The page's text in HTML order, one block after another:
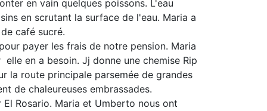
en vain quelques poissons. L'eau
en scrutant la surface de l'eau. Maria a
de café sucré.
payer les frais de notre pension. Maria
en a besoin. Jj donne une chemise Rip
la route principale parsemée de grandes
de chaleureuses embrassades.
Rosario. Maria et Umberto nous ont